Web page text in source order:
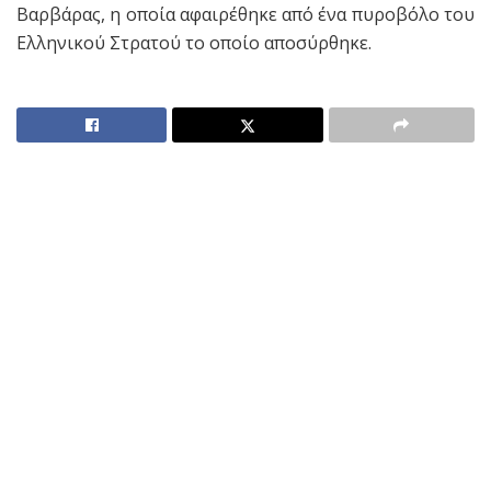
Βαρβάρας, η οποία αφαιρέθηκε από ένα πυροβόλο του
Ελληνικού Στρατού το οποίο αποσύρθηκε.